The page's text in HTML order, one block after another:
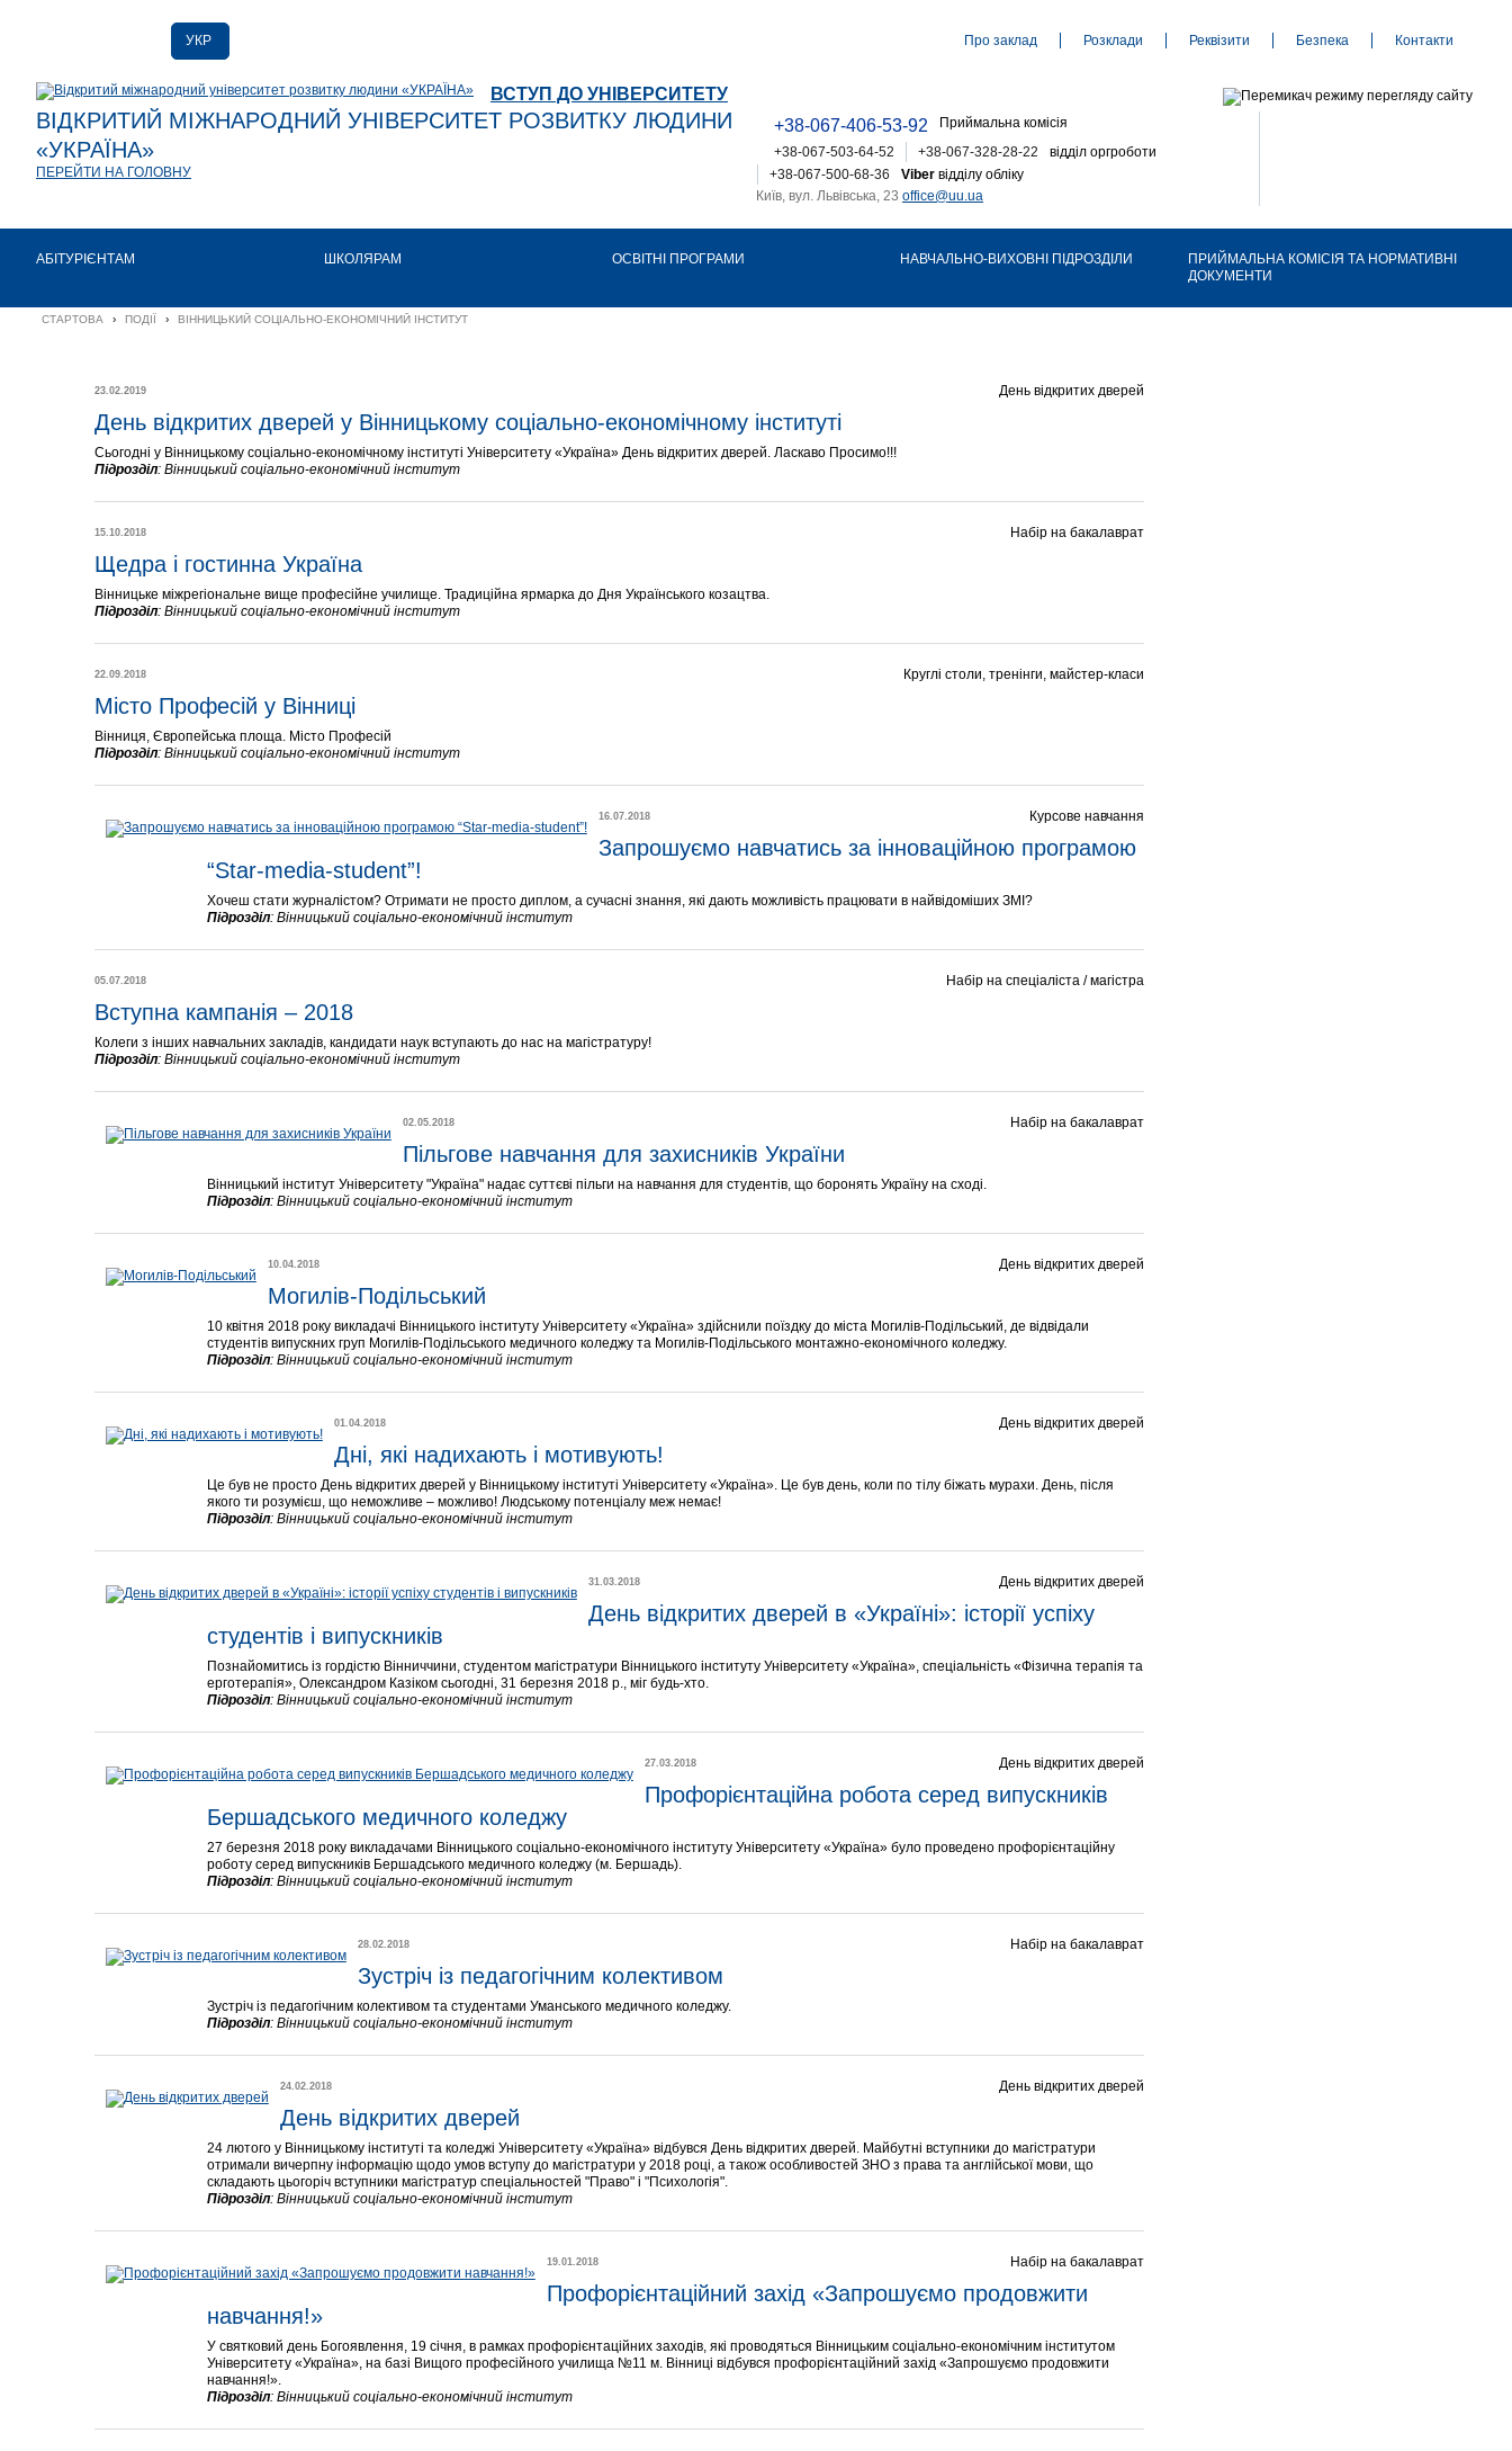
УКР
ENG
Про заклад Розклади Реквізити Безпека Контакти
ВСТУП ДО УНІВЕРСИТЕТУ
ВІДКРИТИЙ МІЖНАРОДНИЙ УНІВЕРСИТЕТ РОЗВИТКУ ЛЮДИНИ
«УКРАЇНА»
ПЕРЕЙТИ НА ГОЛОВНУ
+38-067-406-53-92
Приймальна комісія
відділ оргроботи
+38-067-503-64-52
+38-067-328-28-22
Viber відділу обліку
+38-067-500-68-36
Київ, вул. Львівська, 23 office@uu.ua
АБІТУРІЄНТАМ ШКОЛЯРАМ ОСВІТНІ ПРОГРАМИ НАВЧАЛЬНО-ВИХОВНІ ПІДРОЗДІЛИ
ПРИЙМАЛЬНА КОМІСІЯ ТА НОРМАТИВНІ
ДОКУМЕНТИ
СТАРТОВА › ПОДІЇ › ВІННИЦЬКИЙ СОЦІАЛЬНО-ЕКОНОМІЧНИЙ ІНСТИТУТ
День відкритих дверей
23.02.2019
День відкритих дверей у Вінницькому соціально-економічному інституті
Сьогодні у Вінницькому соціально-економічному інституті Університету «Україна» День відкритих дверей. Ласкаво Просимо!!!
Підрозділ: Вінницький соціально-економічний інститут
Набір на бакалаврат
15.10.2018
Щедра і гостинна Україна
Вінницьке міжрегіональне вище професійне училище. Традиційна ярмарка до Дня Українського козацтва.
Підрозділ: Вінницький соціально-економічний інститут
Круглі столи, тренінги, майстер-класи
22.09.2018
Місто Професій у Вінниці
Вінниця, Європейська площа. Місто Професій
Підрозділ: Вінницький соціально-економічний інститут
Курсове навчання
16.07.2018
Запрошуємо навчатись за інноваційною програмою
“Star-media-student”!
Хочеш стати журналістом? Отримати не просто диплом, а сучасні знання, які дають можливість працювати в найвідоміших ЗМІ?
Підрозділ: Вінницький соціально-економічний інститут
Набір на спеціаліста / магістра
05.07.2018
Вступна кампанія – 2018
Колеги з інших навчальних закладів, кандидати наук вступають до нас на магістратуру!
Підрозділ: Вінницький соціально-економічний інститут
Набір на бакалаврат
02.05.2018
Пільгове навчання для захисників України
Вінницький інститут Університету "Україна" надає суттєві пільги на навчання для студентів, що боронять Україну на сході.
Підрозділ: Вінницький соціально-економічний інститут
День відкритих дверей
10.04.2018
Могилів-Подільський
10 квітня 2018 року викладачі Вінницького інституту Університету «Україна» здійснили поїздку до міста Могилів-Подільський, де відвідали
студентів випускних груп Могилів-Подільського медичного коледжу та Могилів-Подільського монтажно-економічного коледжу.
Підрозділ: Вінницький соціально-економічний інститут
День відкритих дверей
01.04.2018
Дні, які надихають і мотивують!
Це був не просто День відкритих дверей у Вінницькому інституті Університету «Україна». Це був день, коли по тілу біжать мурахи. День, після
якого ти розумієш, що неможливе – можливо! Людському потенціалу меж немає!
Підрозділ: Вінницький соціально-економічний інститут
День відкритих дверей
31.03.2018
День відкритих дверей в «Україні»: історії успіху
студентів і випускників
Познайомитись із гордістю Вінниччини, студентом магістратури Вінницького інституту Університету «Україна», спеціальність «Фізична терапія та
ерготерапія», Олександром Казіком сьогодні, 31 березня 2018 р., міг будь-хто.
Підрозділ: Вінницький соціально-економічний інститут
День відкритих дверей
27.03.2018
Профорієнтаційна робота серед випускників
Бершадського медичного коледжу
27 березня 2018 року викладачами Вінницького соціально-економічного інституту Університету «Україна» було проведено профорієнтаційну
роботу серед випускників Бершадського медичного коледжу (м. Бершадь).
Підрозділ: Вінницький соціально-економічний інститут
Набір на бакалаврат
28.02.2018
Зустріч із педагогічним колективом
Зустріч із педагогічним колективом та студентами Уманського медичного коледжу.
Підрозділ: Вінницький соціально-економічний інститут
День відкритих дверей
24.02.2018
День відкритих дверей
24 лютого у Вінницькому інституті та коледжі Університету «Україна» відбувся День відкритих дверей. Майбутні вступники до магістратури
отримали вичерпну інформацію щодо умов вступу до магістратури у 2018 році, а також особливостей ЗНО з права та англійської мови, що
складають цьогоріч вступники магістратур спеціальностей "Право" і "Психологія".
Підрозділ: Вінницький соціально-економічний інститут
Набір на бакалаврат
19.01.2018
Профорієнтаційний захід «Запрошуємо продовжити
навчання!»
У святковий день Богоявлення, 19 січня, в рамках профорієнтаційних заходів, які проводяться Вінницьким соціально-економічним інститутом
Університету «Україна», на базі Вищого професійного училища №11 м. Вінниці відбувся профорієнтаційний захід «Запрошуємо продовжити
навчання!».
Підрозділ: Вінницький соціально-економічний інститут